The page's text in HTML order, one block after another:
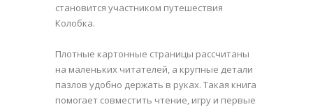
становится участником путешествия
Колобка.
Плотные картонные страницы рассчитаны
на маленьких читателей, а крупные детали
пазлов удобно держать в руках. Такая книга
помогает совместить чтение, игру и первые